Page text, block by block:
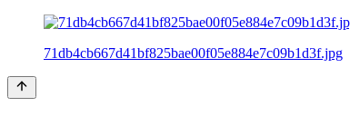
71db4cb667d41bf825bae00f05e884e7c09b1d3f.jpg